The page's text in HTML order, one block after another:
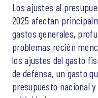
Los ajustes al
2025 afectan
gastos generales,
problemas recién
los ajustes del gasto
de defensa, un gasto
presupuesto nacional